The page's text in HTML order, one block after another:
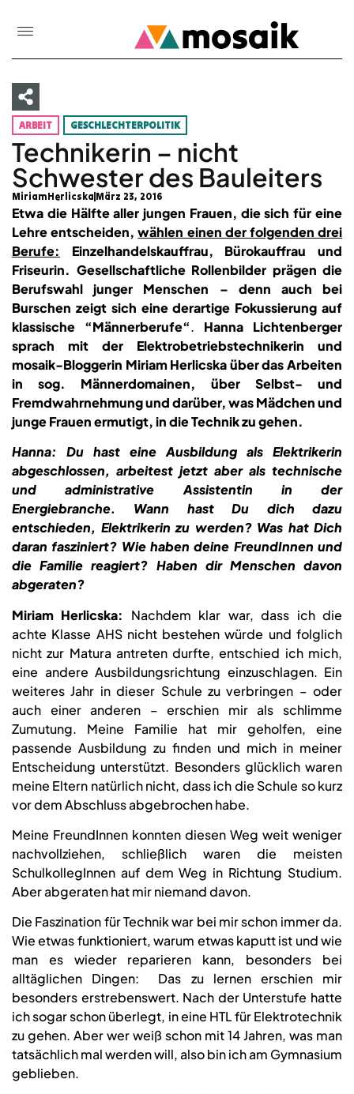
ARBEIT GESCHLECHTERPOLITIK
Technikerin – nicht
Schwester des Bauleiters
MiriamHerlicska März 23, 2016
Etwa die Hälfte aller jungen Frauen, die sich für eine
Lehre entscheiden,wählen einen der folgenden drei
Berufe: Einzelhandelskauffrau, Bürokauffrau und
Friseurin. Gesellschaftliche Rollenbilder prägen die
Berufswahl junger Menschen – denn auch bei
Burschen zeigt sich eine derartige Fokussierung auf
klassische “Männerberufe“. Hanna Lichtenberger
sprach mit der Elektrobetriebstechnikerin und
mosaik-Bloggerin Miriam Herlicska über das Arbeiten
in sog. Männerdomainen, über Selbst- und
Fremdwahrnehmung und darüber, was Mädchen und
junge Frauen ermutigt, in die Technik zu gehen.
Hanna: Du hast eine Ausbildung als Elektrikerin
abgeschlossen, arbeitest jetzt aber als technische
und administrative Assistentin in der
Energiebranche. Wann hast Du dich dazu
entschieden, Elektrikerin zu werden? Was hat Dich
daran fasziniert? Wie haben deine FreundInnen und
die Familie reagiert? Haben dir Menschen davon
abgeraten?
Miriam Herlicska: Nachdem klar war, dass ich die
achte Klasse AHS nicht bestehen würde und folglich
nicht zur Matura antreten durfte, entschied ich mich,
eine andere Ausbildungsrichtung einzuschlagen. Ein
weiteres Jahr in dieser Schule zu verbringen – oder
auch einer anderen – erschien mir als schlimme
Zumutung. Meine Familie hat mir geholfen, eine
passende Ausbildung zu finden und mich in meiner
Entscheidung unterstützt. Besonders glücklich waren
meine Eltern natürlich nicht, dass ich die Schule so kurz
vor dem Abschluss abgebrochen habe.
Meine FreundInnen konnten diesen Weg weit weniger
nachvollziehen, schließlich waren die meisten
SchulkollegInnen auf dem Weg in Richtung Studium.
Aber abgeraten hat mir niemand davon.
Die Faszination für Technik war bei mir schon immer da.
Wie etwas funktioniert, warum etwas kaputt ist und wie
man es wieder reparieren kann, besonders bei
alltäglichen Dingen: Das zu lernen erschien mir
besonders erstrebenswert. Nach der Unterstufe hatte
ich sogar schon überlegt, in eine HTL für Elektrotechnik
zu gehen. Aber wer weiß schon mit 14 Jahren, was man
tatsächlich mal werden will, also bin ich am Gymnasium
geblieben.